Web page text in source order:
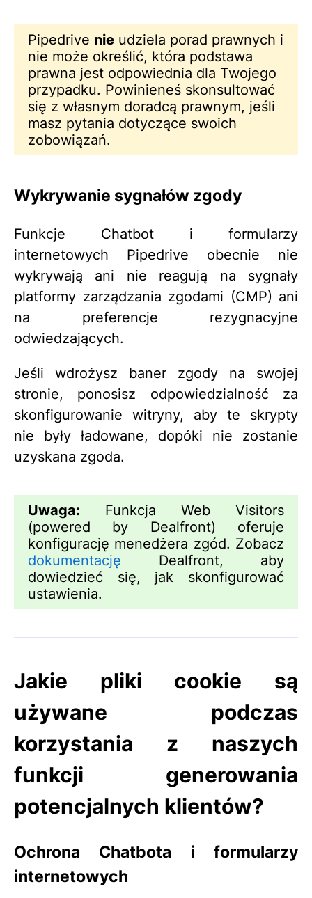
Pipedrive nie udziela porad prawnych i
nie może określić, która podstawa
prawna jest odpowiednia dla Twojego
przypadku. Powinieneś skonsultować
się z własnym doradcą prawnym, jeśli
masz pytania dotyczące swoich
zobowiązań.
Wykrywanie sygnałów zgody
Funkcje Chatbot i formularzy
internetowych Pipedrive obecnie nie
wykrywają ani nie reagują na sygnały
platformy zarządzania zgodami (CMP) ani
na preferencje rezygnacyjne
odwiedzających.
Jeśli wdrożysz baner zgody na swojej
stronie, ponosisz odpowiedzialność za
skonfigurowanie witryny, aby te skrypty
nie były ładowane, dopóki nie zostanie
uzyskana zgoda.
Uwaga: Funkcja Web Visitors
(powered by Dealfront) oferuje
konfigurację menedżera zgód. Zobacz
dokumentację Dealfront, aby
dowiedzieć się, jak skonfigurować
ustawienia.
Jakie pliki cookie są
używane podczas
korzystania z naszych
funkcji generowania
potencjalnych klientów?
Ochrona Chatbota i formularzy
internetowych